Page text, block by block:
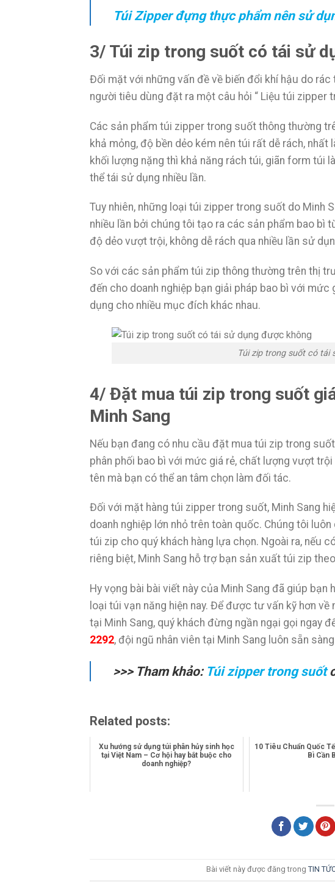
Túi Zipper đựng thực phẩm nên sử
3/ Túi zip trong suốt có tái sử
Đối mặt với những vấn đề về biến đổi khí hậu do rác
người tiêu dùng đặt ra một câu hỏi “ Liệu túi zipper
Các sản phẩm túi zipper trong suốt thông thường
khả mỏng, độ bền dẻo kém nên túi rất dễ rách,
khối lượng nặng thì khả năng rách túi, giãn form túi
thể tái sử dụng nhiều lần.
Tuy nhiên, những loại túi zipper trong suốt do Minh
nhiều lần bởi chúng tôi tạo ra các sản phẩm bao bì
độ dẻo vượt trội, không dễ rách qua nhiều lần sử
So với các sản phẩm túi zip thông thường trên thị
đến cho doanh nghiệp bạn giải pháp bao bì với
dụng cho nhiều mục đích khác nhau.
Túi zip trong suốt có tái
4/ Đặt mua túi zip trong suốt
Minh Sang
Nếu bạn đang có nhu cầu đặt mua túi zip trong
phân phối bao bì với mức giá rẻ, chất lượng vượt
tên mà bạn có thể an tâm chọn làm đối tác.
Đối với mặt hàng túi zipper trong suốt, Minh Sang
doanh nghiệp lớn nhỏ trên toàn quốc. Chúng tôi
túi zip cho quý khách hàng lựa chọn. Ngoài ra, nếu
riêng biệt, Minh Sang hỗ trợ bạn sản xuất túi zip
Hy vọng bài bài viết này của Minh Sang đã giúp
loại túi vạn năng hiện nay. Để được tư vấn kỹ hơn
tại Minh Sang, quý khách đừng ngần ngại gọi ngay
2292, đội ngũ nhân viên tại Minh Sang luôn sẵn
>>> Tham khảo: Túi zipper trong suốt
Related posts:
Xu hướng sử dụng túi phân hủy sinh học
tại Việt Nam – Cơ hội hay bắt buộc cho
doanh nghiệp?
10 Tiêu Chuẩn Quốc
Bì Cần
Bài viết này được đăng trongTIN